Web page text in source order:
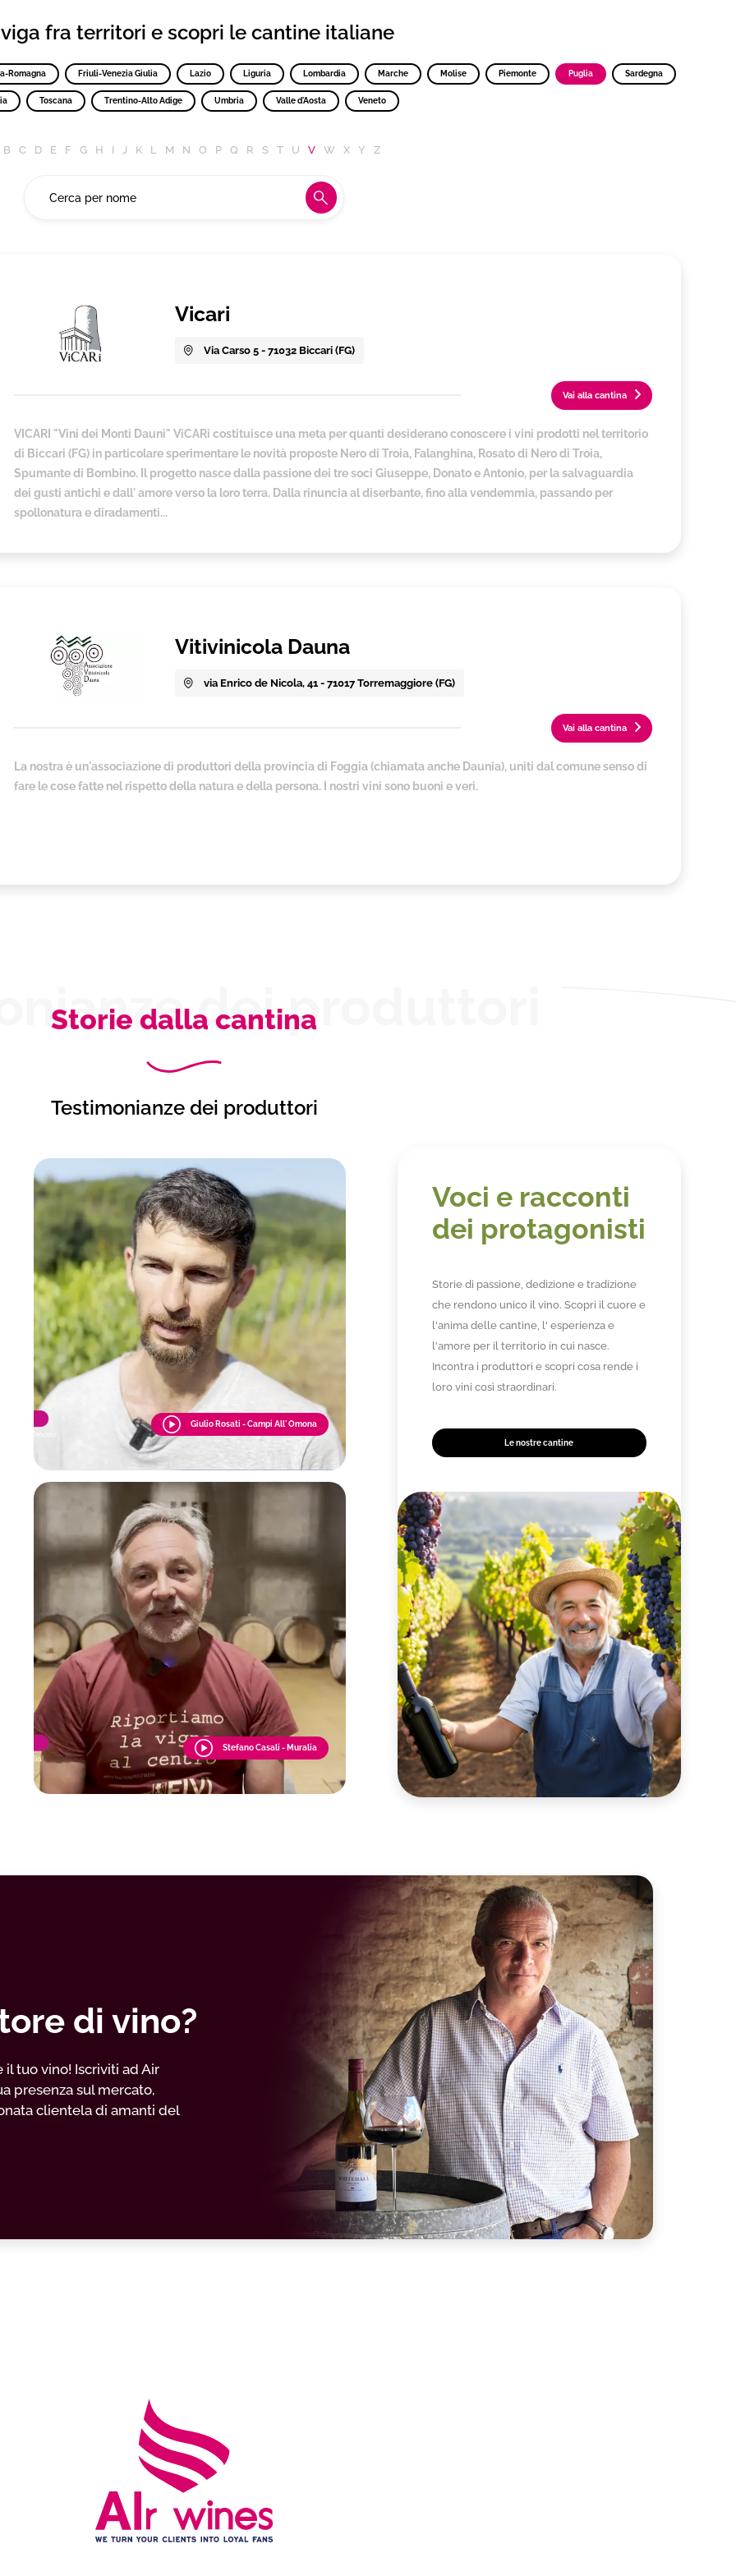
fra territori e scopri le cantine italiane
Romagna Friuli-Venezia Giulia Lazio Liguria Lombardia Marche Molise Piemonte Puglia Sardegna
Toscana Trentino-Alto Adige Umbria Valle d'Aosta Veneto
B C D E F G H I J K L M N O P Q R S T U V W X Y Z
Vicari
Via Carso 5 - 71032 Biccari (FG)
Vai alla cantina
VICARI "Vini dei Monti Dauni" ViCARi costituisce una meta per quanti desiderano conoscere i vini prodotti nel territorio
di Biccari (FG) in particolare sperimentare le novità proposte Nero di Troia, Falanghina, Rosato di Nero di Troia,
Spumante di Bombino. Il progetto nasce dalla passione dei tre soci Giuseppe, Donato e Antonio, per la salvaguardia
dei gusti antichi e dall' amore verso la loro terra. Dalla rinuncia al diserbante, fino alla vendemmia, passando per
spollonatura e diradamenti...
Vitivinicola Dauna
via Enrico de Nicola, 41 - 71017 Torremaggiore (FG)
Vai alla cantina
La nostra è un'associazione di produttori della provincia di Foggia (chiamata anche Daunia), uniti dal comune senso di
fare le cose fatte nel rispetto della natura e della persona. I nostri vini sono buoni e veri.
dei produttori
Storie dalla cantina
Testimonianze dei produttori
Giulio Rosati - Campi All' Omona
Stefano Casali - Muralia
Voci e racconti
dei protagonisti
Storie di passione, dedizione e tradizione
che rendono unico il vino. Scopri il cuore e
l'anima delle cantine, l' esperienza e
l'amore per il territorio in cui nasce.
Incontra i produttori e scopri cosa rende i
loro vini così straordinari.
Le nostre cantine
di vino?
tuo vino! Iscriviti ad Air
presenza sul mercato,
clientela di amanti del